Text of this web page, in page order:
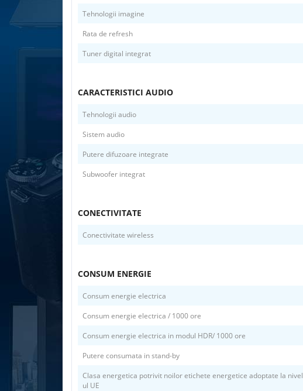
Tehnologii imagine
Rata de refresh
Tuner digital integrat
CARACTERISTICI AUDIO
Tehnologii audio
Sistem audio
Putere difuzoare integrate
Subwoofer integrat
CONECTIVITATE
Conectivitate wireless
CONSUM ENERGIE
Consum energie electrica
Consum energie electrica / 1000 ore
Consum energie electrica in modul HDR/ 1000 ore
Putere consumata in stand-by
Clasa energetica potrivit noilor etichete energetice adoptate la nivel
ul UE